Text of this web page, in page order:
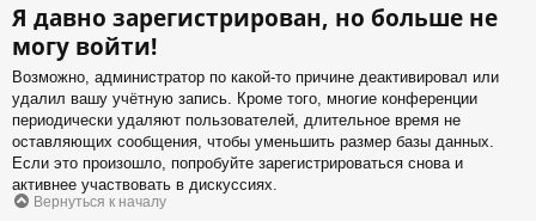
Я давно зарегистрирован, но больше не
могу войти!
Возможно, администратор по какой-то причине деактивировал или
удалил вашу учётную запись. Кроме того, многие конференции
периодически удаляют пользователей, длительное время не
оставляющих сообщения, чтобы уменьшить размер базы данных.
Если это произошло, попробуйте зарегистрироваться снова и
активнее участвовать в дискуссиях.
Вернуться к началу